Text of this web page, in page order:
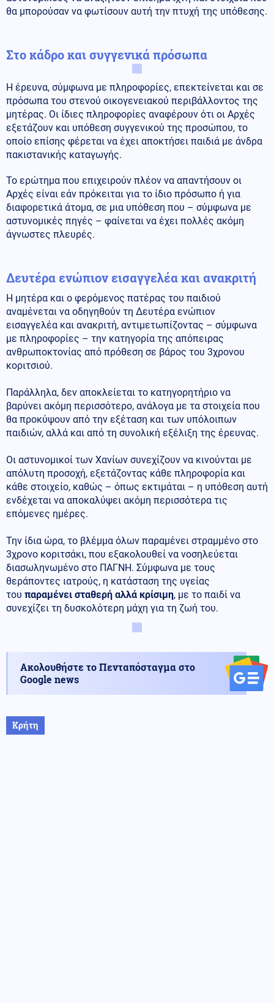
θα μπορούσαν να φωτίσουν αυτή την πτυχή της υπόθεσης.
Στο κάδρο και συγγενικά πρόσωπα
Η έρευνα, σύμφωνα με πληροφορίες, επεκτείνεται και σε
πρόσωπα του στενού οικογενειακού περιβάλλοντος της
μητέρας. Οι ίδιες πληροφορίες αναφέρουν ότι οι Αρχές
εξετάζουν και υπόθεση συγγενικού της προσώπου, το
οποίο επίσης φέρεται να έχει αποκτήσει παιδιά με άνδρα
πακιστανικής καταγωγής.
Το ερώτημα που επιχειρούν πλέον να απαντήσουν οι
Αρχές είναι εάν πρόκειται για το ίδιο πρόσωπο ή για
διαφορετικά άτομα, σε μια υπόθεση που – σύμφωνα με
αστυνομικές πηγές – φαίνεται να έχει πολλές ακόμη
άγνωστες πλευρές.
Δευτέρα ενώπιον εισαγγελέα και ανακριτή
Η μητέρα και ο φερόμενος πατέρας του παιδιού
αναμένεται να οδηγηθούν τη Δευτέρα ενώπιον
εισαγγελέα και ανακριτή, αντιμετωπίζοντας – σύμφωνα
με πληροφορίες – την κατηγορία της απόπειρας
ανθρωποκτονίας από πρόθεση σε βάρος του 3χρονου
κοριτσιού.
Παράλληλα, δεν αποκλείεται το κατηγορητήριο να
βαρύνει ακόμη περισσότερο, ανάλογα με τα στοιχεία που
θα προκύψουν από την εξέταση και των υπόλοιπων
παιδιών, αλλά και από τη συνολική εξέλιξη της έρευνας.
Οι αστυνομικοί των Χανίων συνεχίζουν να κινούνται με
απόλυτη προσοχή, εξετάζοντας κάθε πληροφορία και
κάθε στοιχείο, καθώς – όπως εκτιμάται – η υπόθεση αυτή
ενδέχεται να αποκαλύψει ακόμη περισσότερα τις
επόμενες ημέρες.
Την ίδια ώρα, το βλέμμα όλων παραμένει στραμμένο στο
3χρονο κοριτσάκι, που εξακολουθεί να νοσηλεύεται
διασωληνωμένο στο ΠΑΓΝΗ. Σύμφωνα με τους
θεράποντες ιατρούς, η κατάσταση της υγείας
του παραμένει σταθερή αλλά κρίσιμη, με το παιδί να
συνεχίζει τη δυσκολότερη μάχη για τη ζωή του.
Ακολουθήστε το Πενταπόσταγμα στο
Google news
Κρήτη